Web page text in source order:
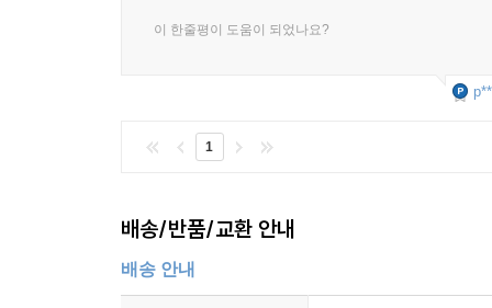
이 한줄평이 도움이 되었나요?
1
배송/반품/교환 안내
배송 안내